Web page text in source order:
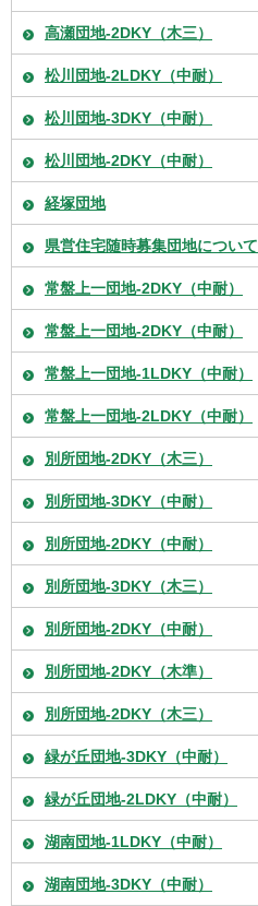
高瀬団地-2DKY（木三）
松川団地-2LDKY（中耐）
松川団地-3DKY（中耐）
松川団地-2DKY（中耐）
経塚団地
県営住宅随時募集団地について
常盤上一団地-2DKY（中耐）
常盤上一団地-2DKY（中耐）
常盤上一団地-1LDKY（中耐）
常盤上一団地-2LDKY（中耐）
別所団地-2DKY（木三）
別所団地-3DKY（中耐）
別所団地-2DKY（中耐）
別所団地-3DKY（木三）
別所団地-2DKY（中耐）
別所団地-2DKY（木準）
別所団地-2DKY（木三）
緑が丘団地-3DKY（中耐）
緑が丘団地-2LDKY（中耐）
湖南団地-1LDKY（中耐）
湖南団地-3DKY（中耐）